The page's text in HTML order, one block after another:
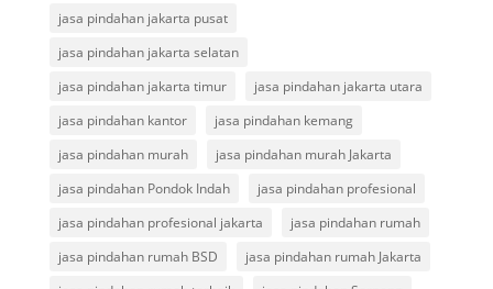
jasa pindahan jakarta pusat
jasa pindahan jakarta selatan
jasa pindahan jakarta timur
jasa pindahan jakarta utara
jasa pindahan kantor
jasa pindahan kemang
jasa pindahan murah
jasa pindahan murah Jakarta
jasa pindahan Pondok Indah
jasa pindahan profesional
jasa pindahan profesional jakarta
jasa pindahan rumah
jasa pindahan rumah BSD
jasa pindahan rumah Jakarta